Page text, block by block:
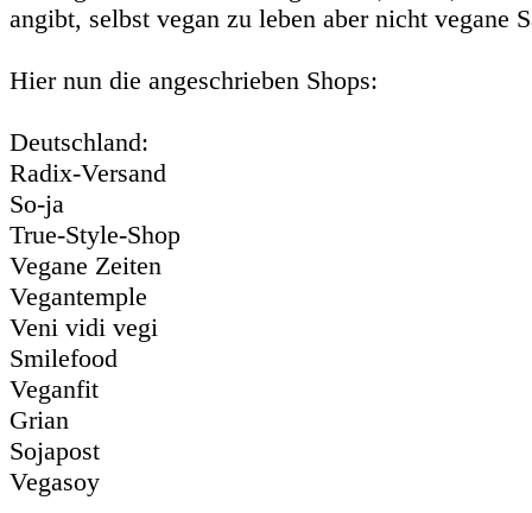
angibt, selbst vegan zu leben aber nicht vegane
Hier nun die angeschrieben Shops:
Deutschland:
Radix-Versand
So-ja
True-Style-Shop
Vegane Zeiten
Vegantemple
Veni vidi vegi
Smilefood
Veganfit
Grian
Sojapost
Vegasoy